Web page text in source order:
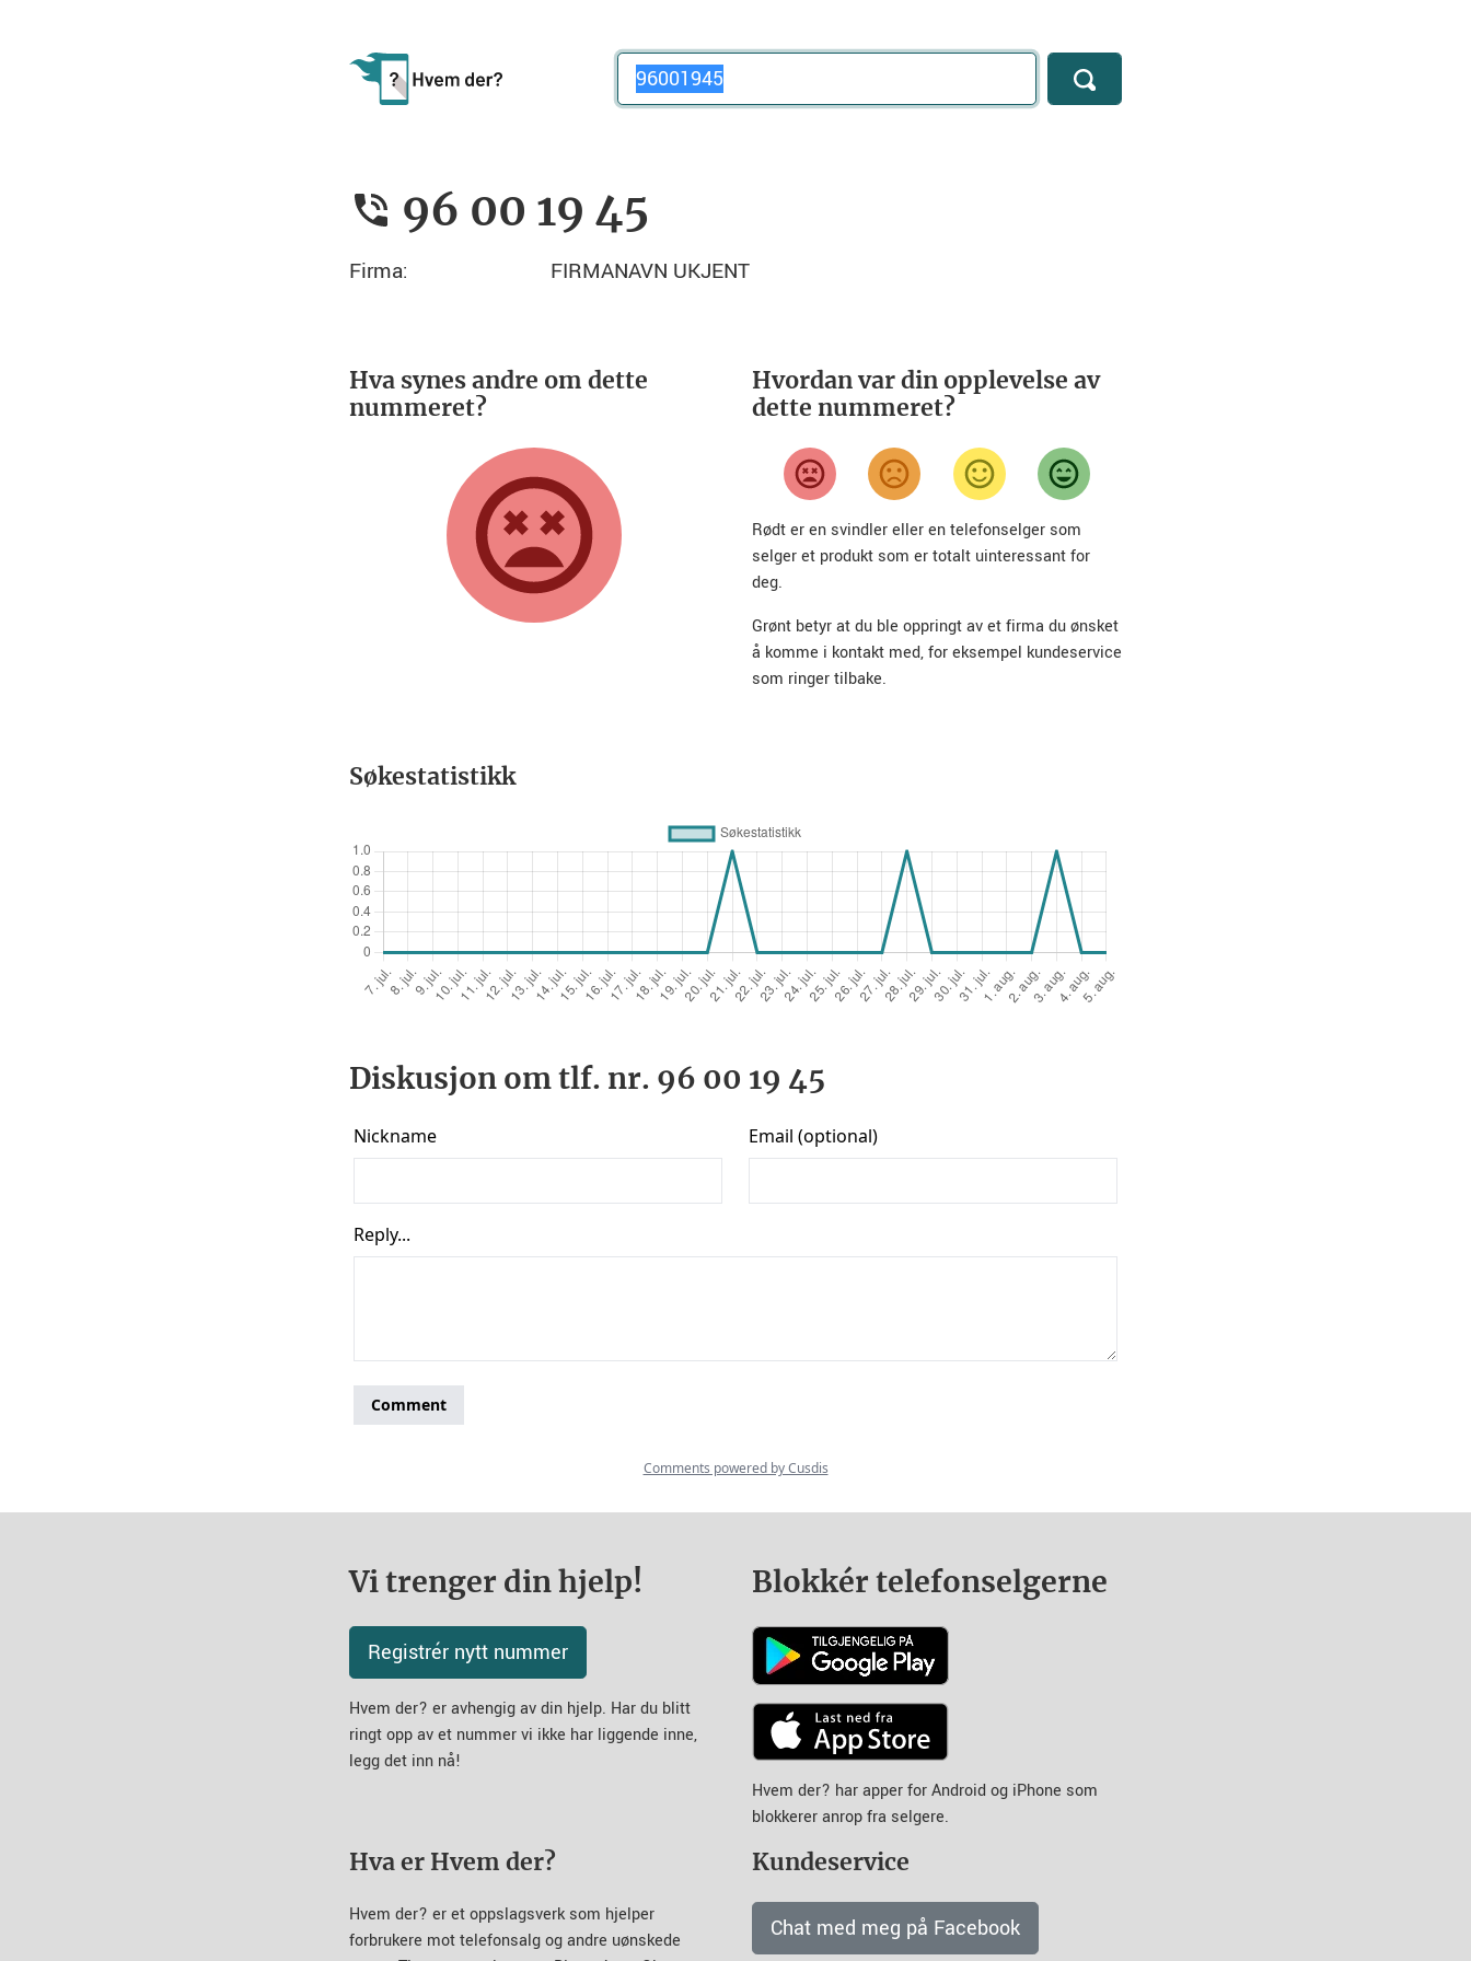
Telefonnummer
96 00 19 45
Firma: FIRMANAVN UKJENT
Hva synes andre om dette
nummeret?
Hvordan var din opplevelse av
dette nummeret?
Rødt er en svindler eller en telefonselger som
selger et produkt som er totalt uinteressant for
deg.
Grønt betyr at du ble oppringt av et firma du ønsket
å komme i kontakt med, for eksempel kundeservice
som ringer tilbake.
Søkestatistikk
Diskusjon om tlf. nr. 96 00 19 45
Vi trenger din hjelp!
Registrér nytt nummer
Hvem der? er avhengig av din hjelp. Har du blitt
ringt opp av et nummer vi ikke har liggende inne,
legg det inn nå!
Blokkér telefonselgerne
Hvem der? har apper for Android og iPhone som
blokkerer anrop fra selgere.
Hva er Hvem der?
Hvem der? er et oppslagsverk som hjelper
forbrukere mot telefonsalg og andre uønskede
Kundeservice
Chat med meg på Facebook